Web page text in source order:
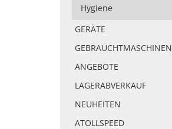
Hygiene
GERÄTE
GEBRAUCHTMASCHINEN
ANGEBOTE
LAGERABVERKAUF
NEUHEITEN
ATOLLSPEED